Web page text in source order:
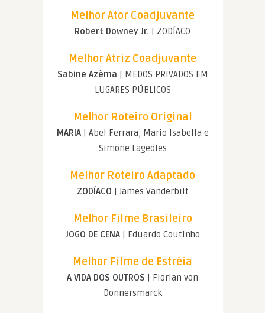
Melhor Ator Coadjuvante
Robert Downey Jr. | ZODÍACO
Melhor Atriz Coadjuvante
Sabine Azèma | MEDOS PRIVADOS EM
LUGARES PÚBLICOS
Melhor Roteiro Original
MARIA | Abel Ferrara, Mario Isabella e
Simone Lageoles
Melhor Roteiro Adaptado
ZODÍACO | James Vanderbilt
Melhor Filme Brasileiro
JOGO DE CENA| Eduardo Coutinho
Melhor Filme de Estréia
A VIDA DOS OUTROS | Florian von
Donnersmarck